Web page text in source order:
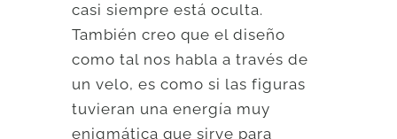
casi siempre está oculta.
También creo que el diseño
como tal nos habla a través de
un velo, es como si las figuras
tuvieran una energía muy
enigmática que sirve para